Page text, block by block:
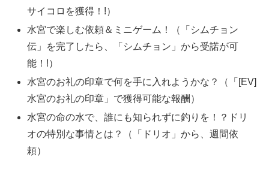
サイコロを獲得！!）
水宮で楽しむ依頼＆ミニゲーム！（「シムチョン
伝」を完了したら、「シムチョン」から受諾が可
能！!）
水宮のお礼の印章で何を手に入れようかな？（「[EV]
水宮のお礼の印章」で獲得可能な報酬）
水宮の命の水で、誰にも知られずに釣りを！？ドリ
オの特別な事情とは？（「ドリオ」から、週間依
頼）